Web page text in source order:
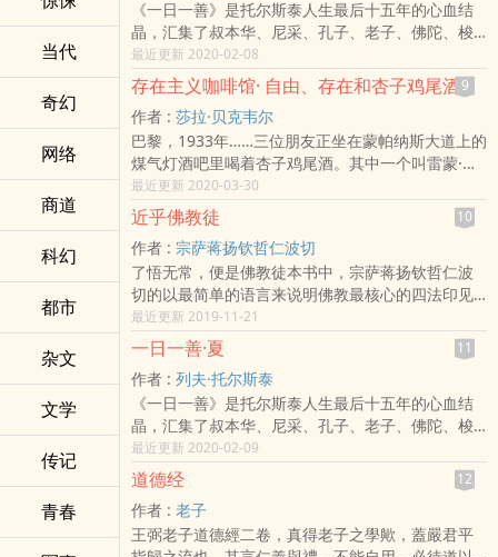
当代
奇幻
网络
商道
科幻
都市
杂文
文学
传记
青春
非理性之间的幽灵；他是一个天才，一个在人类哲
学史、美学史上恣意表演的天才。他是一个孤独寂
寞的先哲，一个在冷酷的银河里闪烁的星星。还有
谁能高呼惟有日神与酒神及美好理想与非理性主义
的激情碰撞，才能摆脱噩梦的纠缠呢？惟有尼采，
他的疯狂近乎癫狂。他的生命的冲动、意志的力
量，让无数人彻夜难眠。《尼采的智慧·尼采自我哲
学解读》囊括了尼采思想中最具代表性的观点和主
张，包含有很多惊世警言，如“人是应该超越的东
西”、“上帝死了”等。
安》、《论贵人》及《讲道录》。本书根据瑞士苏
黎世第欧根尼出版社1979年版《埃克哈特大师德语
讲道和论说集》、马内斯出版社1999年版《埃克哈
特大师德语讲道录》并参考美国Kessinger
Publishing Company《埃克哈特大师著作集》英
文版译出。
《一日一善》是托尔斯泰人生最后十五年的心血结
晶，汇集了叔本华、尼采、孔子、老子、佛陀、梭
罗等伟大思想家的智慧精华，按照春夏秋冬，分为
四册，是托尔斯泰一生最重视、耗费精力最多的绝
笔之作。《一日一善》将一年366天中的每一天作为
一个章节，包括了信仰、灵魂、欲望、爱、自我、
暴力、国家迷信、宗教、死、理性、幸福等人生主
题。内容庞杂，写作却简洁而朴实，是一本适合大
众阅读的哲学笔记。编纂《一日一善》无疑是一项
巨大的工程，而托尔斯泰更是在生命的最后一刻仍
系怀于一日一善的校稿工作。这位被誉为关怀世上
无数苦难大众的良知，用他这本求道巨著，为自己
也为人类阐释了有关人生的意义和使命的真理，让
真理切实地存在于我们每个人的生活之中。生活处
处是哲学，只要读者用心去阅读《一日一善》，便
可以从每日的章节中得到启示和鼓舞！让读者积聚
正能量，收获宁静与幸福。
最近更新 2020-02-08
存在主义咖啡馆· 自由、存在和杏子鸡尾酒 9
作者 : 莎拉·贝克韦尔
巴黎，1933年……三位朋友正坐在蒙帕纳斯大道上的
煤气灯酒吧里喝着杏子鸡尾酒。其中一个叫雷蒙·阿
隆的年轻哲学家，正在向同为哲学家的让-保罗·萨特
和西蒙娜·德·波伏娃盛赞一种他在德国发现的新鲜哲
学——现象学。“你看，”他说，“如果你是一个现象
学家，你可以谈论这杯鸡尾酒，然后从中研究出哲
学来！”就这样，20世纪影响最广泛也最深远的哲学
运动发端了。受到启发的萨特，将现象学与他那种
法式的人文主义情感结合在一起，创立了一门全新
的哲学思想——现代存在主义。在本书中，英国著
名作家莎拉·贝克韦尔将历史、传记与哲学结合在一
起，以史诗般恢弘的视角，激情地讲述了一个充满
了斗争、爱情、反抗与背叛的存在主义故事，深入
探讨了在今天这个纷争不断、技术驱动的世界里，
当我们每个人再次面对有关绝对自由、全球责任与
人类真实性的问题时，曾经也受过它们困扰的存在
最近更新 2020-03-30
近乎佛教徒 10
作者 : 宗萨蒋扬钦哲仁波切
了悟无常，便是佛教徒本书中，宗萨蒋扬钦哲仁波
切的以最简单的语言来说明佛教最核心的四法印见
地，文字看似简单，却包含了深入浅出的层层奥
义。下笔行云流水，诙谐幽默又字字珠玑。在轻快
的字句后面，充满了引导无明众生脱离轮回的菩萨
大悲大愿。 他爽洁而俐落地破除常人对佛教徒的误
解：佛教徒等于祥和与非暴力;其实，这并非佛法的
核心。对于要成为一位佛教徒，你必须接受佛教的
四法印见地：一切和合现象都是无常，一切情绪都
是痛苦，一切事物无自性，以及证悟超越概念。宗
萨蒋扬钦哲仁波切以实证的经验加以分析，体现四
见地最精要的部分，对于修行者有什大的助益。有
缘读此书的人，都能更清楚地见识到法教的神髓，
最近更新 2019-11-21
一日一善·夏 11
作者 : 列夫·托尔斯泰
《一日一善》是托尔斯泰人生最后十五年的心血结
晶，汇集了叔本华、尼采、孔子、老子、佛陀、梭
罗等伟大思想家的智慧精华，按照春夏秋冬，分为
四册，是托尔斯泰一生最重视、耗费精力最多的绝
笔之作。《一日一善》将一年366天中的每一天作为
一个章节，包括了信仰、灵魂、欲望、爱、自我、
暴力、国家迷信、宗教、死、理性、幸福等人生主
最近更新 2020-02-09
道德经 12
作者 : 老子
王弼老子道德經二卷，真得老子之學歟，蓋嚴君平